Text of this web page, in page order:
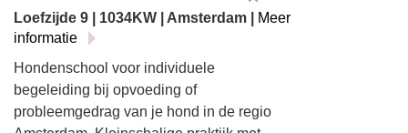
Loefzijde 9 | 1034KW | Amsterdam |
Meer
informatie
Hondenschool voor individuele
begeleiding bij opvoeding of
probleemgedrag van je hond in de regio